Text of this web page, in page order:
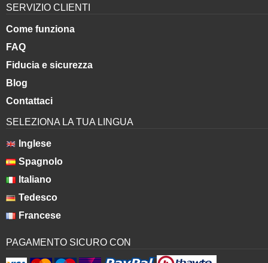
SERVIZIO CLIENTI
Come funziona
FAQ
Fiducia e sicurezza
Blog
Contattaci
SELEZIONA LA TUA LINGUA
Inglese
Spagnolo
Italiano
Tedesco
Francese
PAGAMENTO SICURO CON